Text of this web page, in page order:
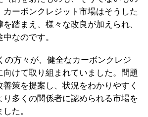
カーボンクレジット市場はそうした
踏まえ、様々な改良が加えられ、
なのです。
の方々が、健全なカーボンクレジ
向けて取り組まれていました。問題
善策を提案し、状況をわかりやすく
り多くの関係者に認められる市場を
た。